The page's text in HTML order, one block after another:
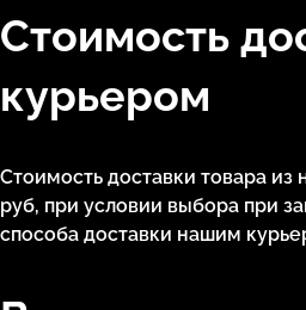
Стоимость
курьером
Стоимость доставки товара из
руб, при условии выбора при
способа доставки нашим